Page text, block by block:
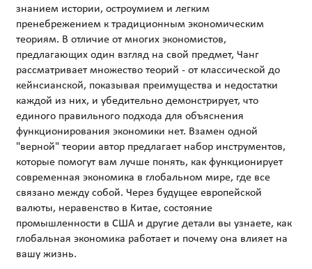
знанием истории, остроумием и легким
пренебрежением к традиционным экономическим
теориям. В отличие от многих экономистов,
предлагающих один взгляд на свой предмет, Чанг
рассматривает множество теорий - от классической до
кейнсианской, показывая преимущества и недостатки
каждой из них, и убедительно демонстрирует, что
единого правильного подхода для объяснения
функционирования экономики нет. Взамен одной
"верной" теории автор предлагает набор инструментов,
которые помогут вам лучше понять, как функционирует
современная экономика в глобальном мире, где все
связано между собой. Через будущее европейской
валюты, неравенство в Китае, состояние
промышленности в США и другие детали вы узнаете, как
глобальная экономика работает и почему она влияет на
вашу жизнь.